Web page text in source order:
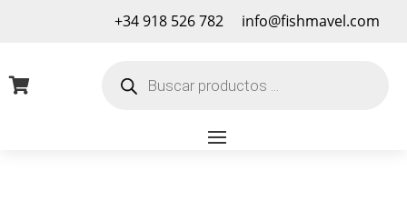
+34 918 526 782 info@fishmavel.com

productos